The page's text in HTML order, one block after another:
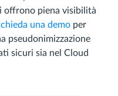
offrono piena visibilità
una demo per
pseudonimizzazione
sicuri sia nel Cloud